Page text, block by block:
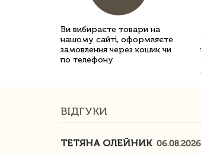
Ви вибираєте товари на
нашому сайті, оформляєте
замовлення через кошик чи
по телефону
ВІДГУКИ
ТЕТЯНА ОЛЕЙНИК 06.08.2026